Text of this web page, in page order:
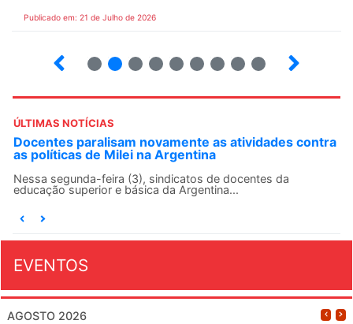
Publicado em: 21 de Julho de 2026
ÚLTIMAS NOTÍCIAS
ANDES-SN convoca docentes para Dia de
Solidariedade Internacionalista com Cuba em 13 de
agosto
O ANDES-SN conclama suas seções sindicais e o conjunto
EVENTOS
AGOSTO 2026